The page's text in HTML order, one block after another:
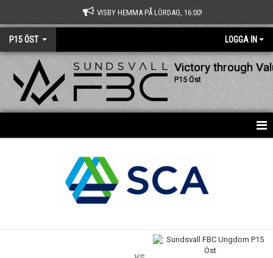
VISBY HEMMA PÅ LÖRDAG, 16:00!
P15 ÖST LOGGA IN
Victory through
P15 Öst